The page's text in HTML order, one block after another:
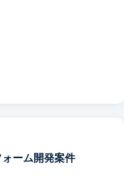
ーム開発案件